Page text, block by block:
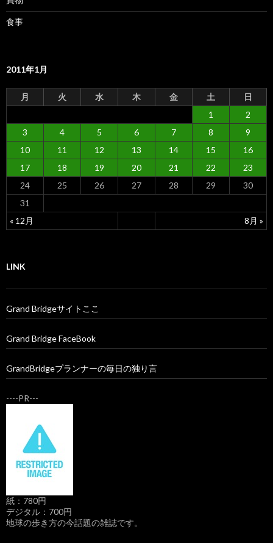
食事
2011年1月
月 火 水 木 金 土 日
« 12月 8月 »
1
2
3
4 5 6 7 8
9
10
11 12 13 14 15
16
17
18 19 20 21 22
23
24
25 26 27 28 29
30
31
LINK
Grand Bridgeサイトここ
Grand Bridge FaceBook
GrandBridgeプランナーの毎日の独り言
----PR---
紙：780円
デジタル：700円
地球の歩き方の今話題の雑誌です。